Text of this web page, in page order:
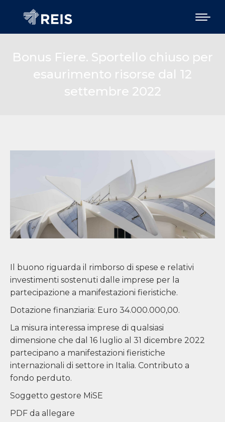
Bonus Fiere. Sportello chiuso per
esaurimento risorse dal 12
settembre 2022
Il buono riguarda il rimborso di spese e relativi
investimenti sostenuti dalle imprese per la
partecipazione a manifestazioni fieristiche.
Dotazione finanziaria: Euro 34.000.000,00.
La misura interessa imprese di qualsiasi
dimensione che dal 16 luglio al 31 dicembre 2022
partecipano a manifestazioni fieristiche
internazionali di settore in Italia. Contributo a
fondo perduto.
Soggetto gestore MiSE
PDF da allegare